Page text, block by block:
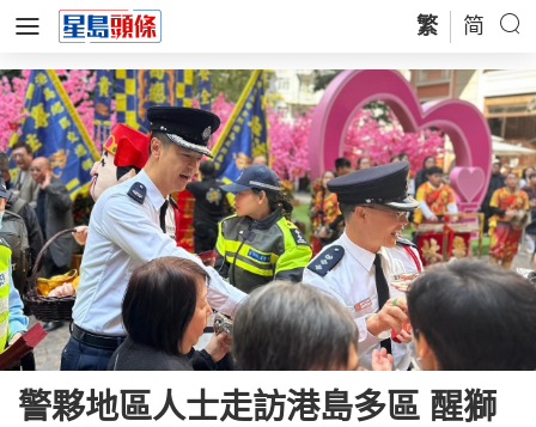
繁 简
警夥地區人士走訪港島多區 醒獅